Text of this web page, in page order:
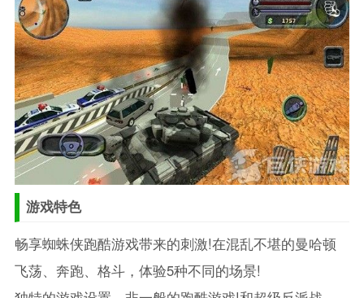
游戏特色
畅享蜘蛛侠跑酷游戏带来的刺激!在混乱不堪的曼哈顿
飞荡、奔跑、格斗，体验5种不同的场景!